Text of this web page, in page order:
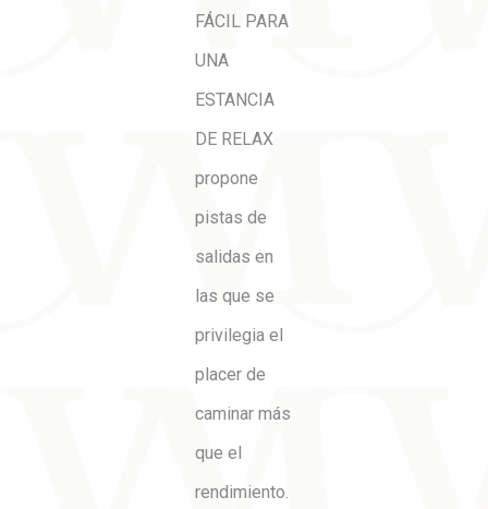
FÁCIL PARA
UNA
ESTANCIA
DE RELAX
propone
pistas de
salidas en
las que se
privilegia el
placer de
caminar más
que el
rendimiento.